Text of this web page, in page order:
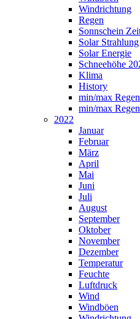
Windrichtung
Regen
Sonnschein
Solar Strahlung
Solar Energie
Schneehöhe
Klima
History
min/max
min/max
2022
Januar
Februar
März
April
Mai
Juni
Juli
August
September
Oktober
November
Dezember
Temperatur
Feuchte
Luftdruck
Wind
Windböen